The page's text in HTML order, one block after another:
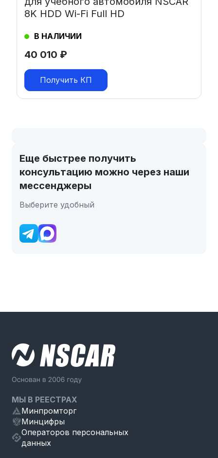
40 010 ₽
8K HDD Wi-Fi Full HD
В НАЛИЧИИ
Получить КП
Еще быстрее получить
консультацию можно через наши
мессенджеры
Выберите удобный
МЫ В РЕЕСТРАХ
Минпромторг
Минцифры
Операторов персональных
данных